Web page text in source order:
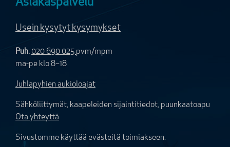
Asiakaspalvelu
Usein kysytyt kysymykset
Puh. 020 690 025 pvm/mpm
ma-pe klo 8–18
Juhlapyhien aukioloajat
Sähköliittymät, kaapeleiden sijaintitiedot, puunkaatoapu
Ota yhteyttä
Sivustomme käyttää evästeitä toimiakseen.